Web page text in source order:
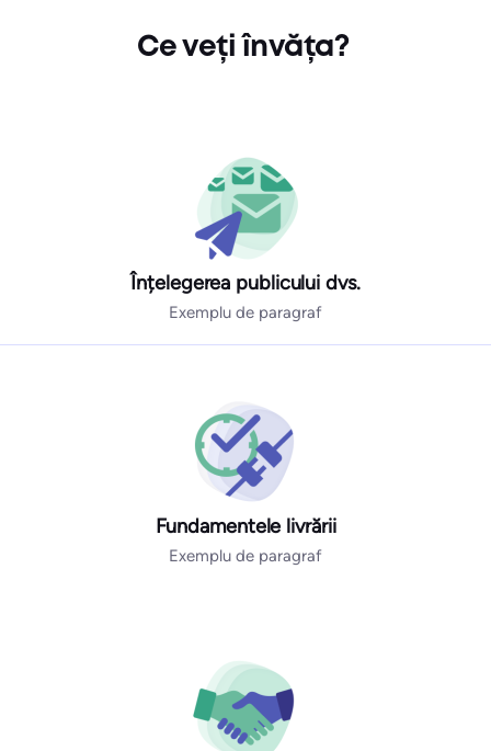
Ce veți învăța?
Înțelegerea publicului dvs.
Exemplu de paragraf
Fundamentele livrării
Exemplu de paragraf